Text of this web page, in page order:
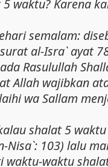
waktu? Karena
semalam:
al-Isra` ayat
Rasulullah
Allah wajibkan
wa Sallam
shalat 5
Nisa`: 103) lalu
waktu-waktu